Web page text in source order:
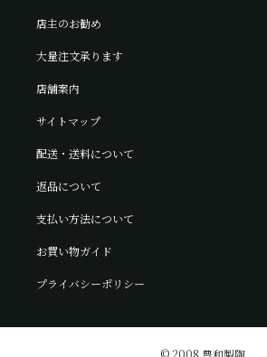
店主のお勧め
大量注文承ります
店舗案内
サイトマップ
配送・送料について
返品について
支払い方法について
お買い物ガイド
プライバシーポリシー
© 2008 豊和製陶